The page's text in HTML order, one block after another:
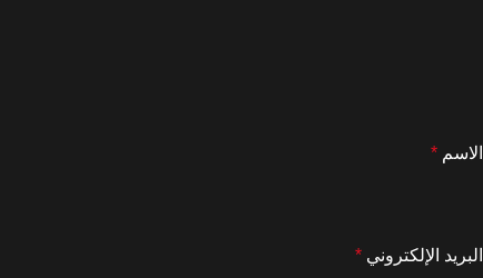
الاسم *
البريد الإلكتروني *